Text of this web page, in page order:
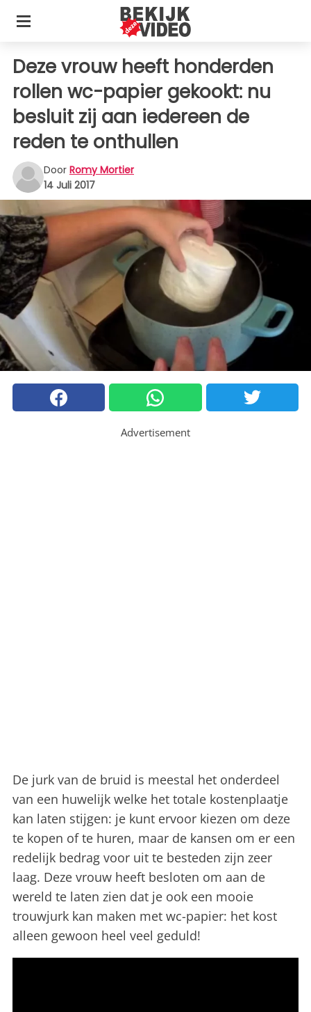
Deze vrouw heeft honderden
rollen wc-papier gekookt: nu
besluit zij aan iedereen de
reden te onthullen
Door Romy Mortier
14 Juli 2017
Advertisement
De jurk van de bruid is meestal het onderdeel
van een huwelijk welke het totale kostenplaatje
kan laten stijgen: je kunt ervoor kiezen om deze
te kopen of te huren, maar de kansen om er een ​​
redelijk bedrag voor uit te besteden zijn zeer
laag. Deze vrouw heeft besloten om aan de
wereld te laten zien dat je ook een mooie
trouwjurk kan maken met wc-papier: het kost
alleen gewoon heel veel geduld!